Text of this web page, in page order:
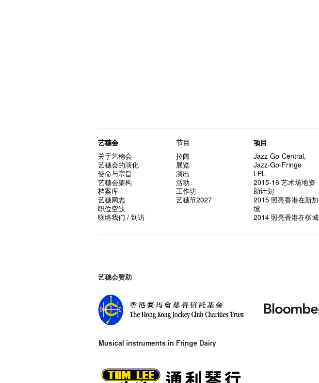
艺穗会
关于艺穗会
艺穗会的演化
使命与宗旨
艺穗会架构
档案库
艺穗网志
职位空缺
联络我们 / 到访
节目
拉阔
展览
演出
活动
工作坊
艺穗节2027
项目
Jazz-Go-Central,
Jazz-Go-Fringe
LPL
2015-16 艺术场地资
助计划
2015 照亮香港在新加
坡
2014 照亮香港在槟城
艺穗会赞助
Musical instruments in Fringe Dairy